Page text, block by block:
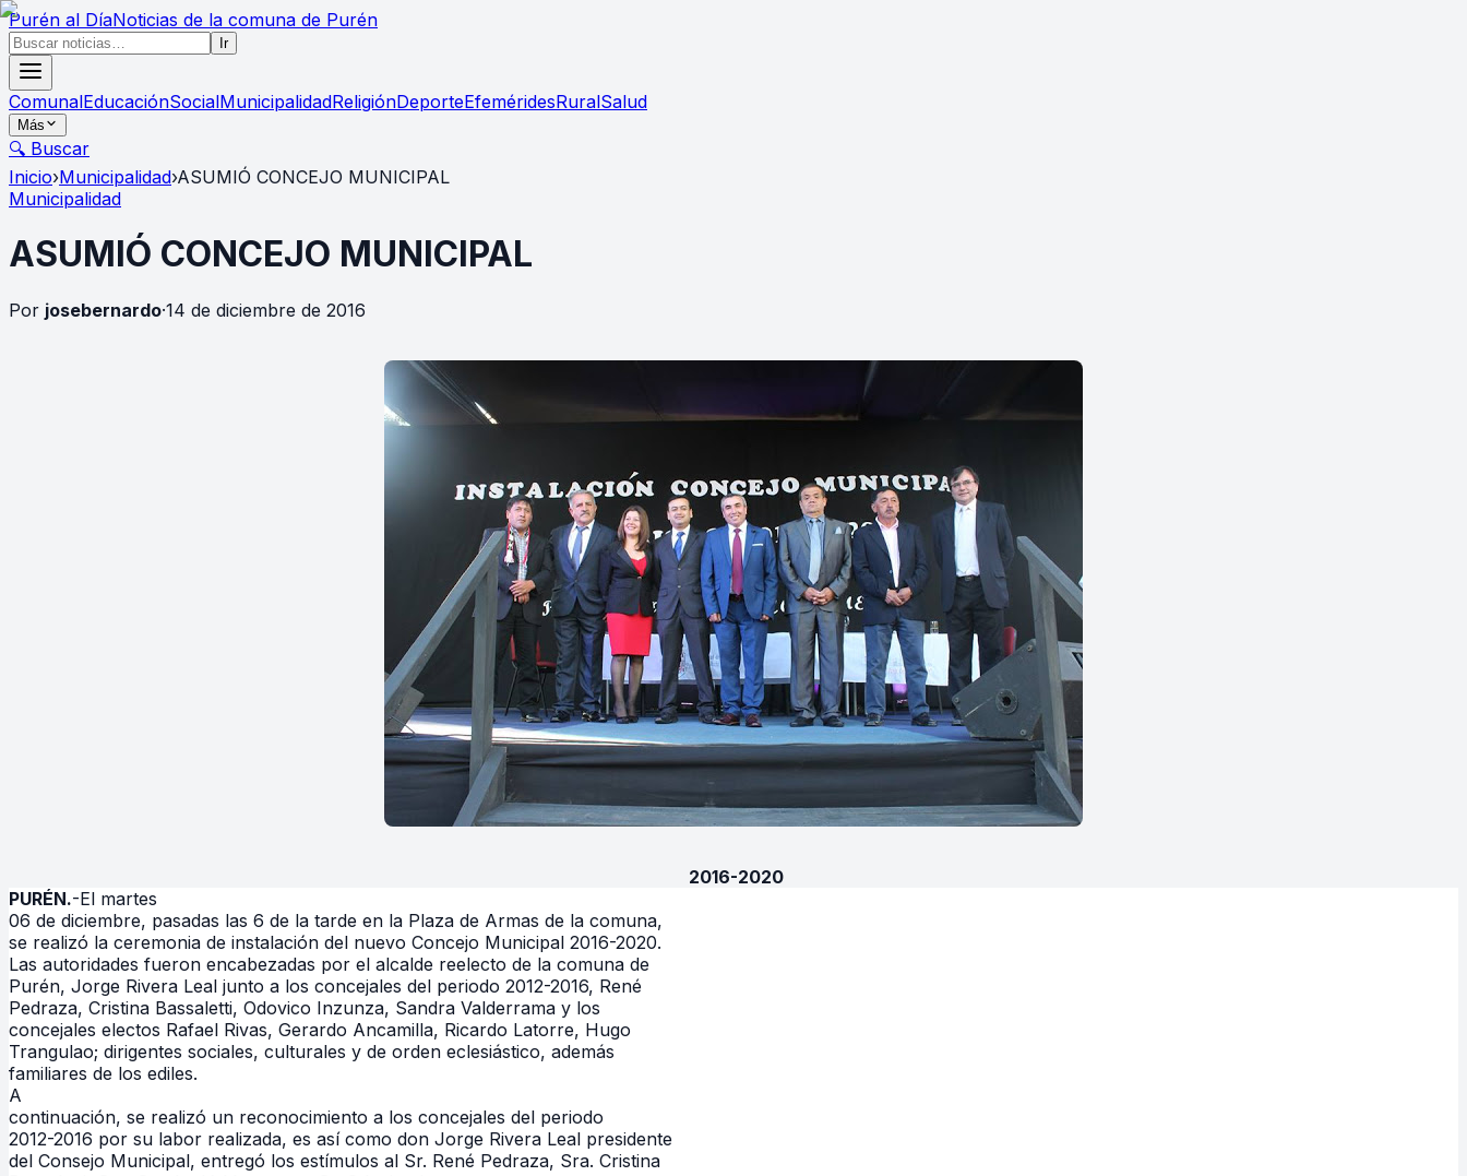
Purén al DíaNoticias de la comuna de Purén
Ir
ComunalEducaciónSocialMunicipalidadReligiónDeporteEfeméridesRuralSalud
Más
🔍 Buscar
Inicio›Municipalidad›ASUMIÓ CONCEJO MUNICIPAL
Municipalidad
ASUMIÓ CONCEJO MUNICIPAL
Por josebernardo·14 de diciembre de 2016
2016-2020
PURÉN.-El martes
06 de diciembre, pasadas las 6 de la tarde en la Plaza de Armas de la comuna,
se realizó la ceremonia de instalación del nuevo Concejo Municipal 2016-2020.
Las autoridades fueron encabezadas por el alcalde reelecto de la comuna de
Purén, Jorge Rivera Leal junto a los concejales del periodo 2012-2016, René
Pedraza, Cristina Bassaletti, Odovico Inzunza, Sandra Valderrama y los
concejales electos Rafael Rivas, Gerardo Ancamilla, Ricardo Latorre, Hugo
Trangulao; dirigentes sociales, culturales y de orden eclesiástico, además
familiares de los ediles.
A
continuación, se realizó un reconocimiento a los concejales del periodo
2012-2016 por su labor realizada, es así como don Jorge Rivera Leal presidente
del Consejo Municipal, entregó los estímulos al Sr. René Pedraza, Sra. Cristina